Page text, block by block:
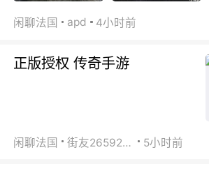
闲聊法国 apd 4小时前
正版授权 传奇手游
闲聊法国 街友26592800 5小时前